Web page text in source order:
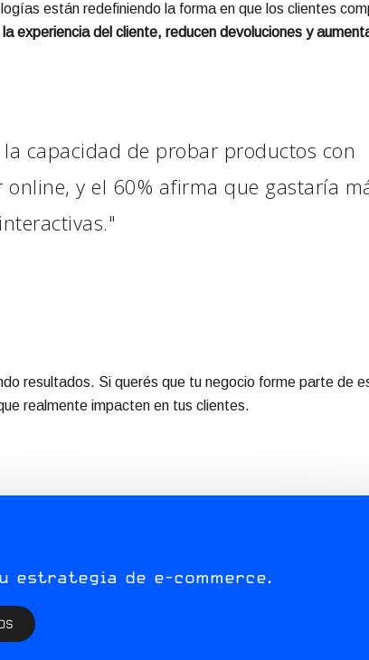
están redefiniendo la forma en que los clientes
experiencia del cliente, reducen devoluciones y
capacidad de probar productos con
y el 60% afirma que gastaría
resultados. Si querés que tu negocio forme parte de
realmente impacten en tus clientes.
estrategia de e-commerce.